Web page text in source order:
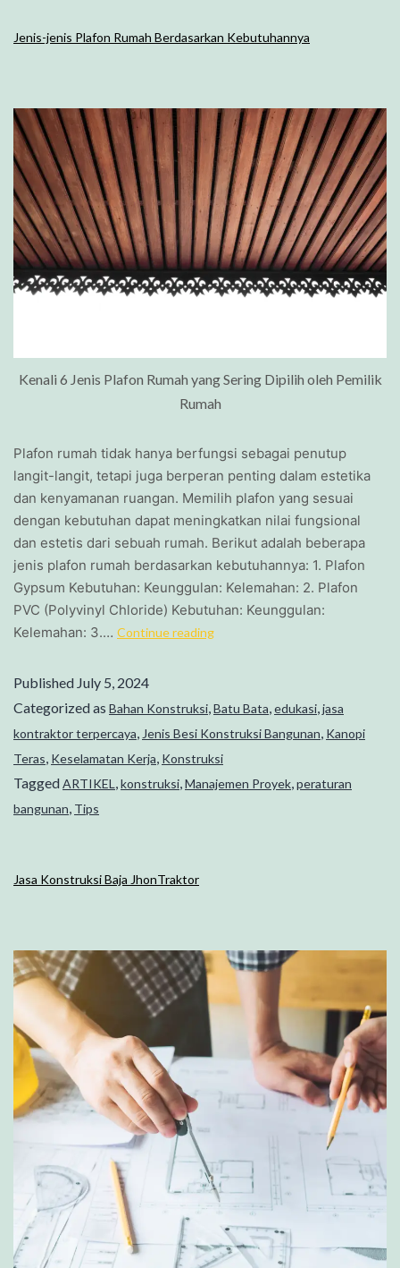
Jenis-jenis Plafon Rumah Berdasarkan Kebutuhannya
Kenali 6 Jenis Plafon Rumah yang Sering Dipilih oleh Pemilik
Rumah
Plafon rumah tidak hanya berfungsi sebagai penutup
langit-langit, tetapi juga berperan penting dalam estetika
dan kenyamanan ruangan. Memilih plafon yang sesuai
dengan kebutuhan dapat meningkatkan nilai fungsional
dan estetis dari sebuah rumah. Berikut adalah beberapa
jenis plafon rumah berdasarkan kebutuhannya: 1. Plafon
Gypsum Kebutuhan: Keunggulan: Kelemahan: 2. Plafon
PVC (Polyvinyl Chloride) Kebutuhan: Keunggulan:
Kelemahan: 3.… Continue reading
Published July 5, 2024
Categorized as Bahan Konstruksi,Batu Bata,edukasi,jasa
kontraktor terpercaya, Jenis Besi Konstruksi Bangunan, Kanopi
Teras, Keselamatan Kerja, Konstruksi
TaggedARTIKEL ,konstruksi,Manajemen Proyek,peraturan
bangunan, Tips
Jasa Konstruksi Baja JhonTraktor